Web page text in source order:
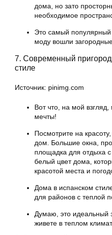
дома, но зато
необходимое
Это самый популярный
моду вошли
7. Современный
стиле
Источник: pinimg.com
Вот что, на мой
мечты!
Посмотрите на
дом. Большие окна,
площадка для отдыха
белый цвет дома,
красотой места и
Дома в испанском
для районов с теплой
Думаю, это идеальный
живете в теплом